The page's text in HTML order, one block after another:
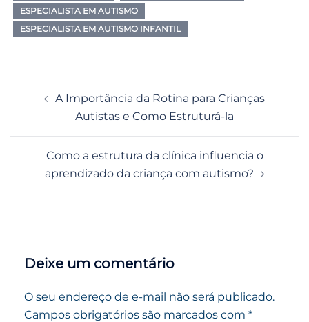
ESPECIALISTA EM AUTISMO
ESPECIALISTA EM AUTISMO INFANTIL
A Importância da Rotina para Crianças
Autistas e Como Estruturá-la
Como a estrutura da clínica influencia o
aprendizado da criança com autismo?
Deixe um comentário
O seu endereço de e-mail não será publicado.
Campos obrigatórios são marcados com *